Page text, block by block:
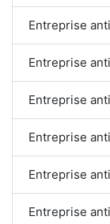
Entreprise
Entreprise
Entreprise
Entreprise
Entreprise
Entreprise